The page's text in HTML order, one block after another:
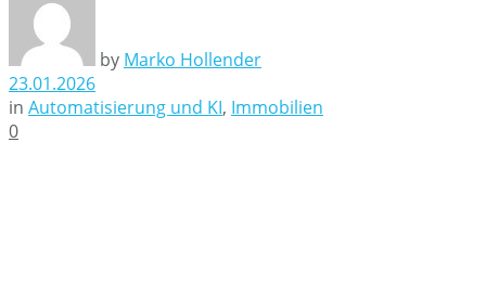
by Marko Hollender
23.01.2026
in Automatisierung und KI, Immobilien
0